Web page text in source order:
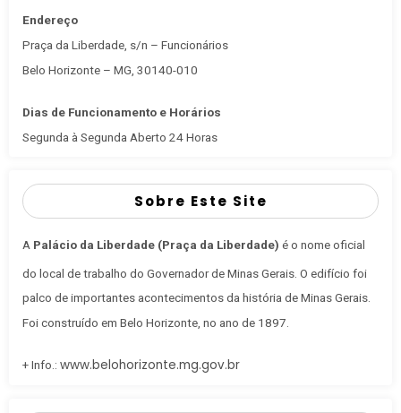
Endereço
Praça da Liberdade, s/n – Funcionários
Belo Horizonte – MG, 30140-010
Dias de Funcionamento e Horários
Segunda à Segunda Aberto 24 Horas
Sobre Este Site
A Palácio da Liberdade (Praça da Liberdade) é o nome oficial
do local de trabalho do Governador de Minas Gerais . O edifício foi
palco de importantes acontecimentos da história de Minas Gerais.
Foi construído em Belo Horizonte, no ano de 1897.
+ Info.: www.belohorizonte.mg.gov.br